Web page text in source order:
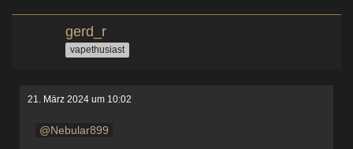
gerd_r
vapethusiast
21. März 2024 um 10:02
Nebular899